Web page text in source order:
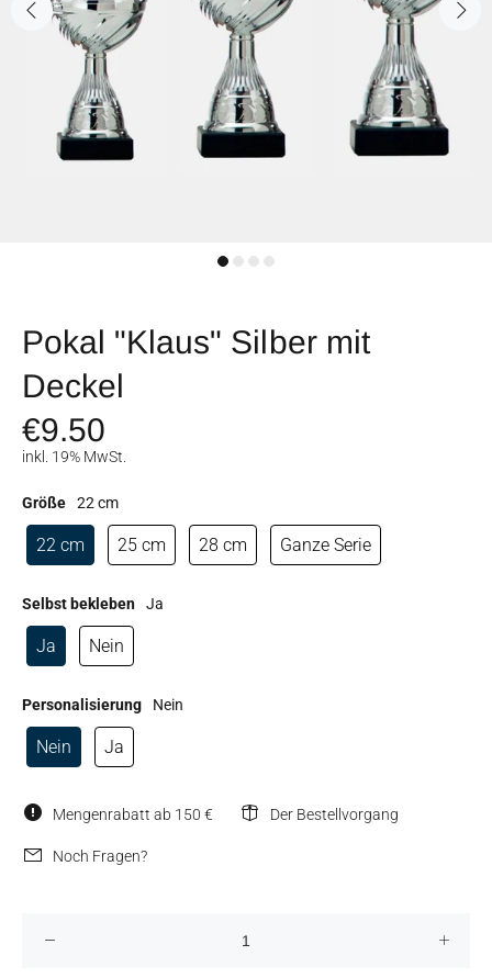
Pokal "Klaus" Silber mit
Deckel
€9.50
inkl. 19% MwSt.
Größe 22 cm
22 cm 25 cm 28 cm Ganze Serie
Selbst bekleben Ja
Ja Nein
Personalisierung Nein
Nein Ja
Mengenrabatt ab 150 € Der Bestellvorgang
Noch Fragen?